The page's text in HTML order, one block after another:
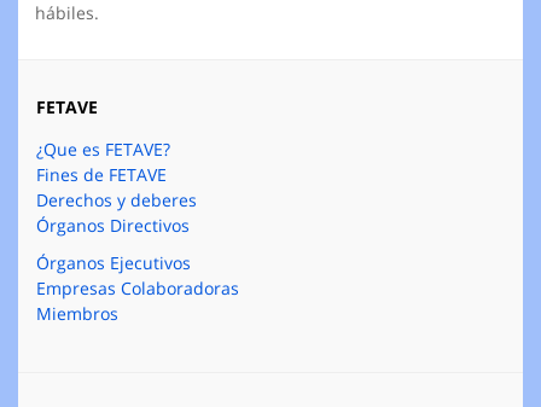
hábiles.
FETAVE
¿Que es FETAVE?
Fines de FETAVE
Derechos y deberes
Órganos Directivos
Órganos Ejecutivos
Empresas Colaboradoras
Miembros